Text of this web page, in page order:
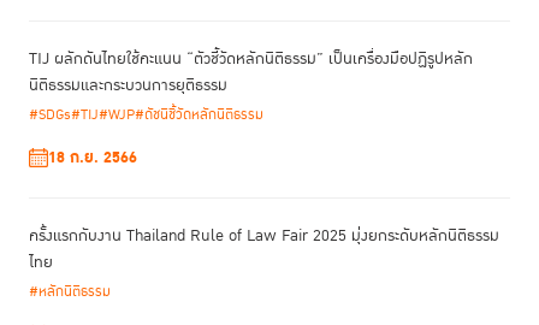
TIJ ผลักดันไทยใช้คะแนน “ตัวชี้วัดหลักนิติธรรม” เป็นเครื่องมือปฏิรูปหลัก
นิติธรรมและกระบวนการยุติธรรม
#SDGs#TIJ#WJP#ดัชนีชี้วัดหลักนิติธรรม
18 ก.ย. 2566
ครั้งแรกกับงาน Thailand Rule of Law Fair 2025 มุ่งยกระดับหลักนิติธรรม
ไทย
#หลักนิติธรรม